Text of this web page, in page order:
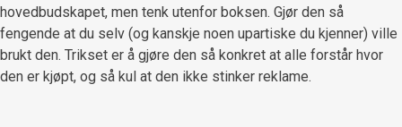
hovedbudskapet, men tenk utenfor boksen. Gjør den så
fengende at du selv (og kanskje noen upartiske du kjenner) ville
brukt den. Trikset er å gjøre den så konkret at alle forstår hvor
den er kjøpt, og så kul at den ikke stinker reklame.